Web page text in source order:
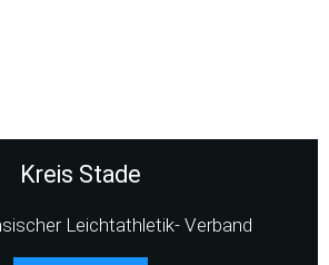
Kreis Stade
Leichtathletik- Verband